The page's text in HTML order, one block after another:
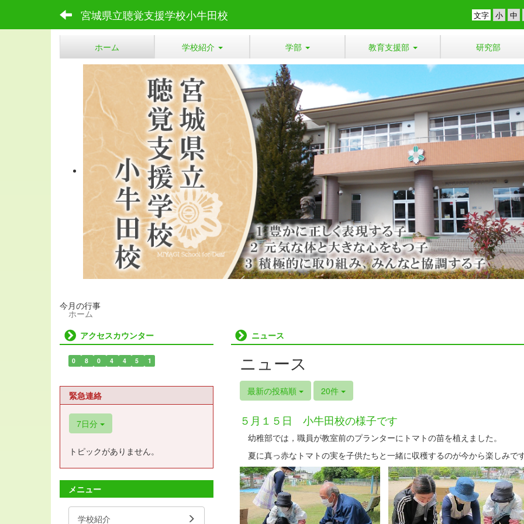
宮城県立聴覚支援学校小牛田校 文字
ホーム 学校紹介 学部 教育支援部 研究部
今月の行事
ホーム
ニュース
ニュース
最新の投稿順 20件
５月１５日 小牛田校の様子です
幼稚部では，職員が教室前のプランターにトマトの苗を植えました。
夏に真っ赤なトマトの実を子供たちと一緒に収穫するのが今から楽しみで
アクセスカウンター
0 8 0 4 4 5 1
緊急連絡
7日分
トピックがありません。
メニュー
学校紹介